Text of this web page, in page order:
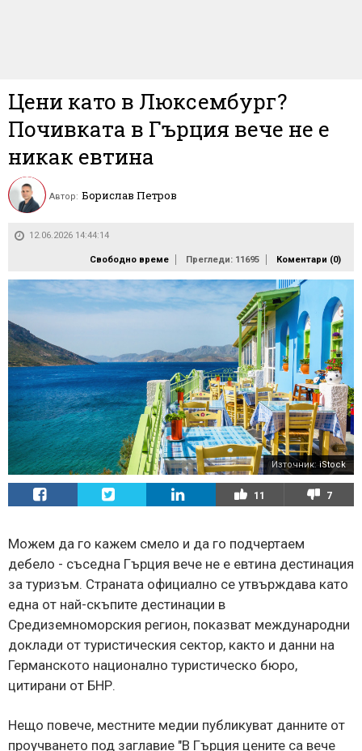
Цени като в Люксембург?
Почивката в Гърция вече не е
никак евтина
Автор: Борислав Петров
12.06.2026 14:44:14
Свободно време Прегледи: 11695 Коментари (0)
Източник: iStock
11 7
Можем да го кажем смело и да го подчертаем
дебело - съседна Гърция вече не е евтина дестинация
за туризъм. Страната официално се утвърждава като
една от най-скъпите дестинации в
Средиземноморския регион, показват международни
доклади от туристическия сектор, както и данни на
Германското национално туристическо бюро,
цитирани от БНР.
Нещо повече, местните медии публикуват данните от
проучването под заглавие "В Гърция цените са вече